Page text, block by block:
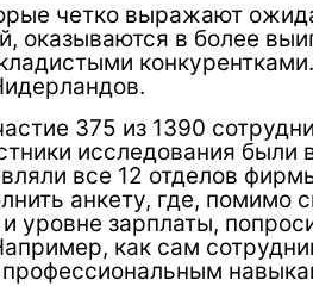
четко выражают
оказываются в более
375 из 1390
исследования были
все 12 отделов
анкету, где, помимо
уровне зарплаты,
как сам
профессиональным